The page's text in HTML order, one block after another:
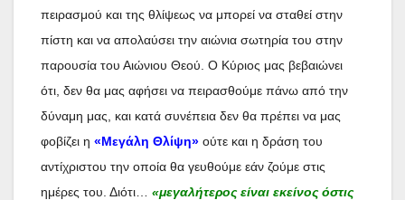
πειρασμού και της θλίψεως να μπορεί να σταθεί στην
πίστη και να απολαύσει την αιώνια σωτηρία του στην
παρουσία του Αιώνιου Θεού. Ο Κύριος μας βεβαιώνει
ότι, δεν θα μας αφήσει να πειρασθούμε πάνω από την
δύναμη μας, και κατά συνέπεια δεν θα πρέπει να μας
φοβίζει η «Μεγάλη Θλίψη» ούτε και η δράση του
αντίχριστου την οποία θα γευθούμε εάν ζούμε στις
ημέρες του. Διότι… «μεγαλήτερος είναι εκείνος όστις